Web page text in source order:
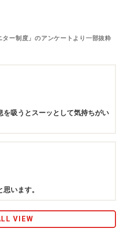
ー制度」のアンケートより一部抜粋
を吸うとスーッとして気持ちがい
います。
VIEW